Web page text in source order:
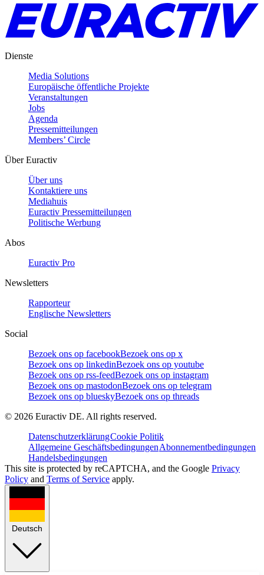
Dienste
Media Solutions
Europäische öffentliche Projekte
Veranstaltungen
Jobs
Agenda
Pressemitteilungen
Members’ Circle
Über Euractiv
Über uns
Kontaktiere uns
Mediahuis
Euractiv Pressemitteilungen
Politische Werbung
Abos
Euractiv Pro
Newsletters
Rapporteur
Englische Newsletters
Social
Bezoek ons op facebookBezoek ons op x
Bezoek ons op linkedinBezoek ons op youtube
Bezoek ons op rss-feedBezoek ons op instagram
Bezoek ons op mastodonBezoek ons op telegram
Bezoek ons op blueskyBezoek ons op threads
© 2026 Euractiv DE. All rights reserved.
DatenschutzerklärungCookie Politik
Allgemeine GeschäftsbedingungenAbonnementbedingungen
Handelsbedingungen
This site is protected by reCAPTCHA, and the Google Privacy
Policy and Terms of Service apply.
Deutsch